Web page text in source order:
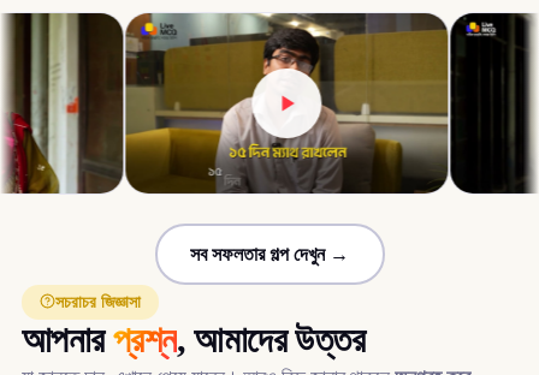
সব সফলতার গল্প দেখুন →
সচরাচর জিজ্ঞাসা
আপনারপ্রশ্ন, আমাদের উত্তর